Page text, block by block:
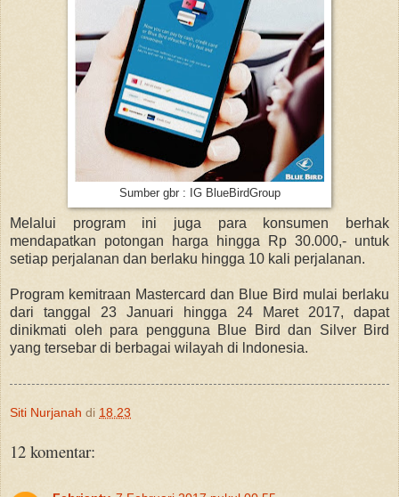
Sumber gbr : IG BlueBirdGroup
Melalui program ini juga para konsumen berhak
mendapatkan potongan harga hingga Rp 30.000,- untuk
setiap perjalanan dan berlaku hingga 10 kali perjalanan.
Program kemitraan Mastercard dan Blue Bird mulai berlaku
dari tanggal 23 Januari hingga 24 Maret 2017, dapat
dinikmati oleh para pengguna Blue Bird dan Silver Bird
yang tersebar di berbagai wilayah di lndonesia.
Siti Nurjanah di 18.23
12 komentar: